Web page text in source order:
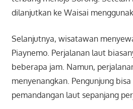
dilanjutkan ke Waisai
Selanjutnya, wisatawan
Piaynemo. Perjalanan laut
beberapa jam. Namun,
menyenangkan. Pengunjung
pemandangan laut sepanjang